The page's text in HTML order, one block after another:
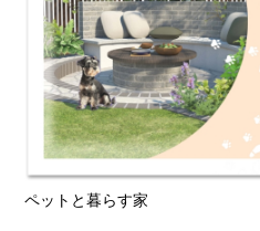
ペットと暮らす家